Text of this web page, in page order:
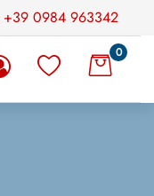
+39 0984 963342
0